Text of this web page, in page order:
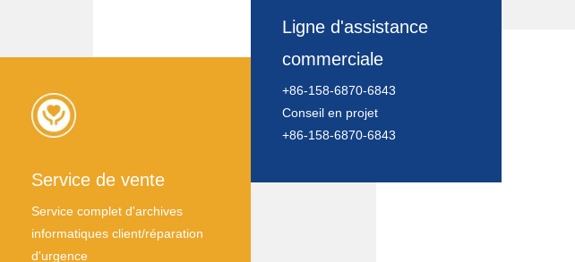
Ligne d'assistance
commerciale
+86-158-6870-6843
Conseil en projet
+86-158-6870-6843
Service de vente
Service complet d'archives
informatiques client/réparation
d'urgence